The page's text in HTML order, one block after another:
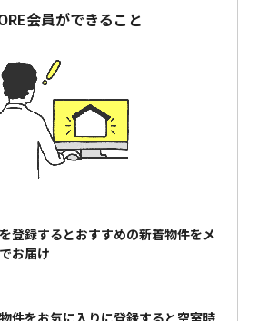
会員ができること
登録するとおすすめの新着物件をメ
お届け